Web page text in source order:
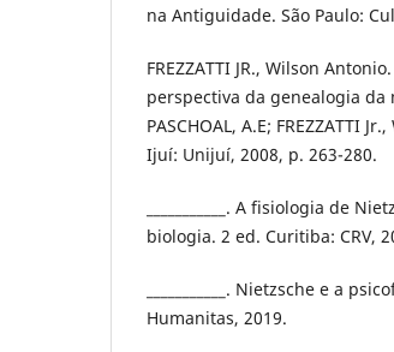
na Antiguidade. São Paulo:
FREZZATTI JR., Wilson
perspectiva da genealogia
PASCHOAL, A.E; FREZZATTI
Ijuí: Unijuí, 2008, p. 263-280.
___________. A fisiologia de
biologia. 2 ed. Curitiba: CRV,
___________. Nietzsche e a
Humanitas, 2019.